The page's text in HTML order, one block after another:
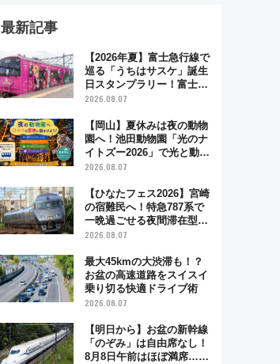
最新記事
【2026年夏】富士急行線で
巡る「うちはサスケ」誕生
日スタンプラリー！富士急
ハイランド限定グルメ＆グ
2026.08.07
【岡山】夏休みは夜の動物
園へ！池田動物園「光のナ
イトズー2026」で光と動物
が彩る特別な夜
2026.08.07
【ひなたフェス2026】宮崎
の宿難民へ！特急787系で
一晩過ごせる夜間滞在型イ
ベント「スワローおひさ
2026.08.07
最大45kmの大渋滞も！？
お盆の高速道路をスイスイ
乗り切る快適ドライブ術
2026.08.07
【明日から】お盆の新幹線
「のぞみ」は自由席なし！
8月8日午前はほぼ満席…で